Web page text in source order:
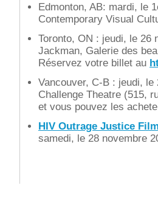
Edmonton, AB: mardi, le
Contemporary Visual
Toronto, ON : jeudi, le 26
Jackman, Galerie des
Réservez votre billet au
Vancouver, C-B : jeudi,
Challenge Theatre (515,
et vous pouvez les
HIV Outrage Justice
samedi, le 28 novembre